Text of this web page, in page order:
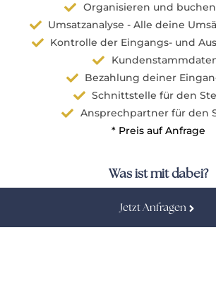
Organisieren und
Umsatzanalyse - Alle deine
Kontrolle der Eingangs- und
Bezahlung deiner
Schnittstelle für den
Ansprechpartner für den
* Preis auf Anfrage
Was ist mit dabei?
Jetzt Anfragen